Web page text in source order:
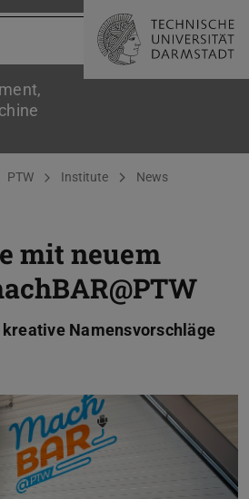
PTW Institute News
mit neuem
Namensvorschläge